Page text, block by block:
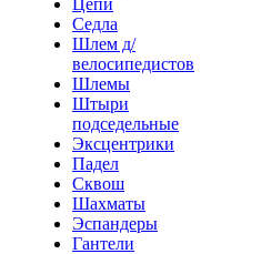
Цепи
Седла
Шлем д/
велосипедистов
Шлемы
Штыри
подседельные
Эксцентрики
Падел
Сквош
Шахматы
Эспандеры
Гантели